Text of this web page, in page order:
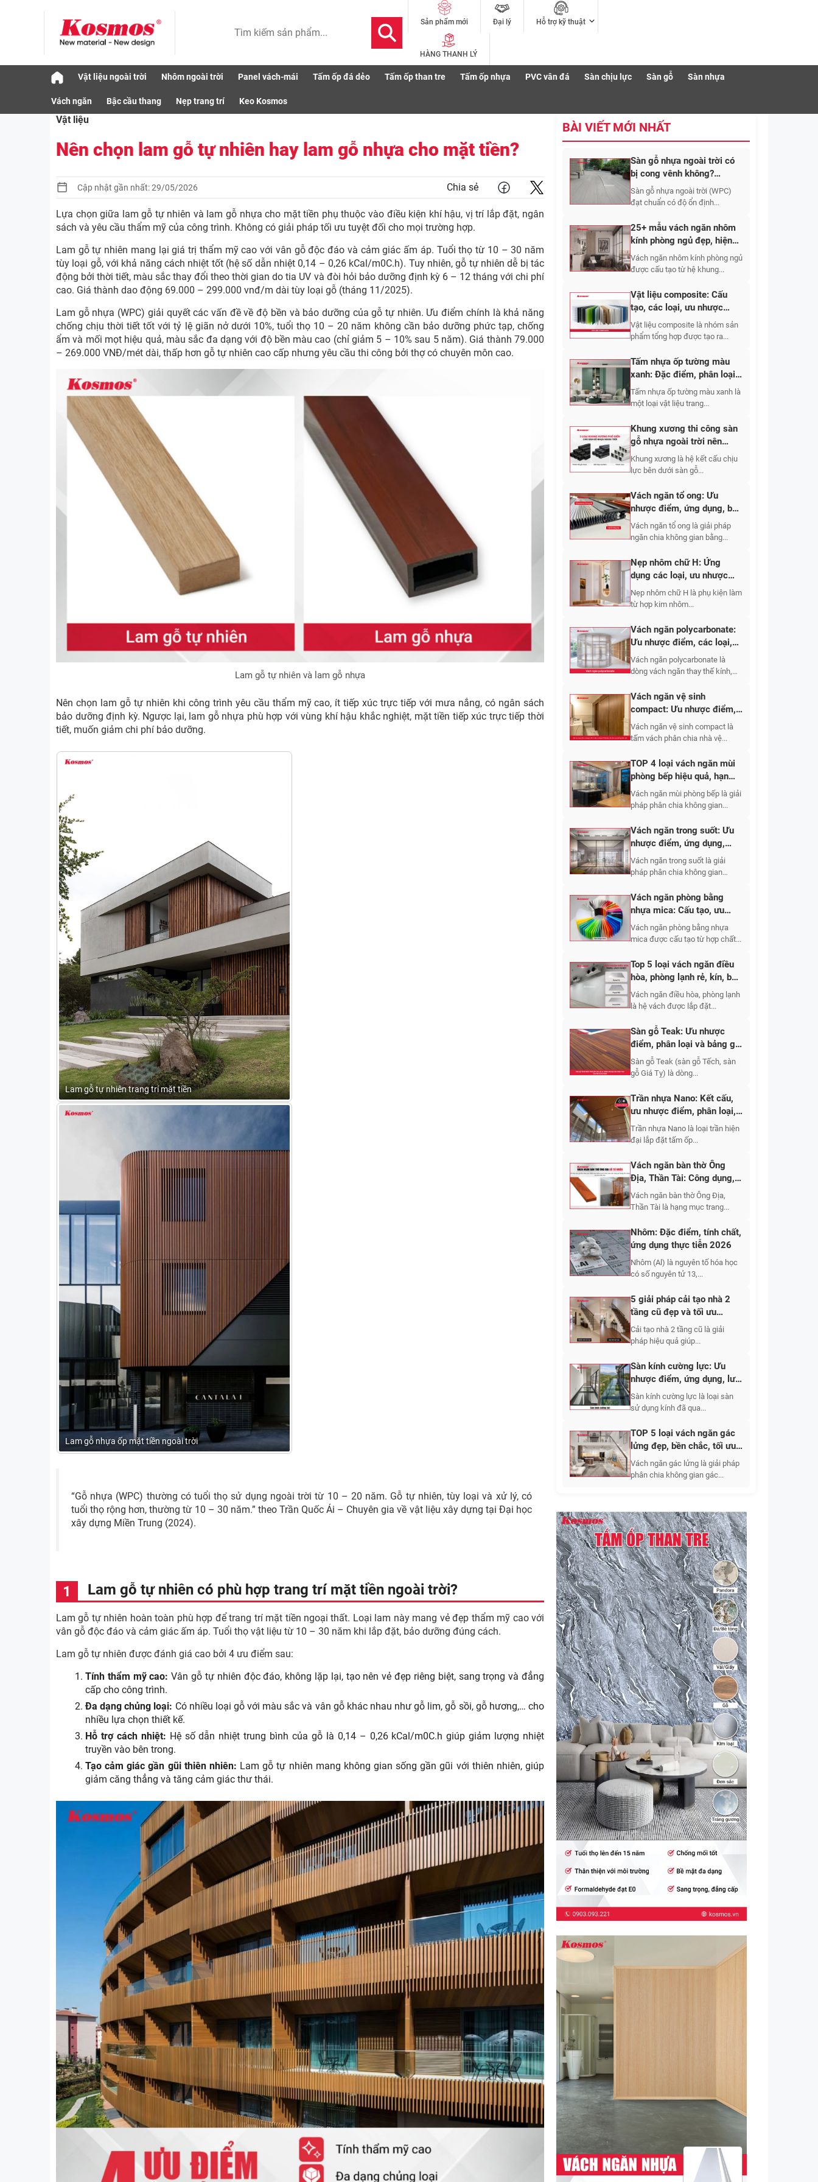
Sản phẩm mới Đại lý Hỗ trợ kỹ thuật
HÀNG THANH LÝ
Vật liệu ngoài trời Nhôm ngoài trời Panel vách-mái Tấm ốp đá dẻo Tấm ốp than tre Tấm ốp nhựa PVC vân đá Sàn chịu lực Sàn gỗ Sàn nhựa
Vách ngăn Bậc cầu thang Nẹp trang trí Keo Kosmos
Vật liệu
Nên chọn lam gỗ tự nhiên hay lam gỗ nhựa cho mặt tiền?
Cập nhật gần nhất: 29/05/2026 Chia sẻ
Lựa chọn giữa lam gỗ tự nhiên và lam gỗ nhựa cho mặt tiền phụ thuộc vào điều kiện khí hậu, vị trí lắp đặt, ngân
sách và yêu cầu thẩm mỹ của công trình. Không có giải pháp tối ưu tuyệt đối cho mọi trường hợp.
Lam gỗ tự nhiên mang lại giá trị thẩm mỹ cao với vân gỗ độc đáo và cảm giác ấm áp. Tuổi thọ từ 10 – 30 năm
tùy loại gỗ, với khả năng cách nhiệt tốt (hệ số dẫn nhiệt 0,14 – 0,26 kCal/m0C.h). Tuy nhiên, gỗ tự nhiên dễ bị tác
động bởi thời tiết, màu sắc thay đổi theo thời gian do tia UV và đòi hỏi bảo dưỡng định kỳ 6 – 12 tháng với chi phí
cao. Giá thành dao động 69.000 – 299.000 vnđ/m dài tùy loại gỗ (tháng 11/2025).
Lam gỗ nhựa (WPC) giải quyết các vấn đề về độ bền và bảo dưỡng của gỗ tự nhiên. Ưu điểm chính là khả năng
chống chịu thời tiết tốt với tỷ lệ giãn nở dưới 10%, tuổi thọ 10 – 20 năm không cần bảo dưỡng phức tạp, chống
ẩm và mối mọt hiệu quả, màu sắc đa dạng với độ bền màu cao (chỉ giảm 5 – 10% sau 5 năm). Giá thành 79.000
– 269.000 VNĐ/mét dài, thấp hơn gỗ tự nhiên cao cấp nhưng yêu cầu thi công bởi thợ có chuyên môn cao.
Lam gỗ tự nhiên và lam gỗ nhựa
Nên chọn lam gỗ tự nhiên khi công trình yêu cầu thẩm mỹ cao, ít tiếp xúc trực tiếp với mưa nắng, có ngân sách
bảo dưỡng định kỳ. Ngược lại, lam gỗ nhựa phù hợp với vùng khí hậu khắc nghiệt, mặt tiền tiếp xúc trực tiếp thời
tiết, muốn giảm chi phí bảo dưỡng.
Lam gỗ tự nhiên trang trí mặt tiền
Lam gỗ nhựa ốp mặt tiền ngoài trời
“Gỗ nhựa (WPC) thường có tuổi thọ sử dụng ngoài trời từ 10 – 20 năm. Gỗ tự nhiên, tùy loại và xử lý, có
tuổi thọ rộng hơn, thường từ 10 – 30 năm.” theo Trần Quốc Ái – Chuyên gia về vật liệu xây dựng tại Đại học
xây dựng Miền Trung (2024).
Lam gỗ tự nhiên có phù hợp trang trí mặt tiền ngoài trời?
Lam gỗ tự nhiên hoàn toàn phù hợp để trang trí mặt tiền ngoại thất. Loại lam này mang vẻ đẹp thẩm mỹ cao với
vân gỗ độc đáo và cảm giác ấm áp. Tuổi thọ vật liệu từ 10 – 30 năm khi lắp đặt, bảo dưỡng đúng cách.
Lam gỗ tự nhiên được đánh giá cao bởi 4 ưu điểm sau:
Tính thẩm mỹ cao:Vân gỗ tự nhiên độc đáo, không lặp lại, tạo nên vẻ đẹp riêng biệt, sang trọng và đẳng
cấp cho công trình.
Đa dạng chủng loại: Có nhiều loại gỗ với màu sắc và vân gỗ khác nhau như gỗ lim, gỗ sồi, gỗ hương,… cho
nhiều lựa chọn thiết kế.
Hỗ trợ cách nhiệt: Hệ số dẫn nhiệt trung bình của gỗ là 0,14 – 0,26 kCal/m0C.h giúp giảm lượng nhiệt
truyền vào bên trong.
Tạo cảm giác gần gũi thiên nhiên: Lam gỗ tự nhiên mang không gian sống gần gũi với thiên nhiên, giúp
giảm căng thẳng và tăng cảm giác thư thái.
BÀI VIẾT MỚI NHẤT
Sàn gỗ nhựa ngoài trời có
bị cong vênh không?
Nguyên nhân và cách hạn
chế
Sàn gỗ nhựa ngoài trời (WPC)
đạt chuẩn có độ ổn định...
25+ mẫu vách ngăn nhôm
kính phòng ngủ đẹp, hiện
đại và sang trọng
Vách ngăn nhôm kính phòng ngủ
được cấu tạo từ hệ khung...
Vật liệu composite: Cấu
tạo, các loại, ưu nhược
điểm, ứng dụng 2026
Vật liệu composite là nhóm sản
phẩm tổng hợp được tạo ra...
Tấm nhựa ốp tường màu
xanh: Đặc điểm, phân loại,
mẫu đẹp & giá
Tấm nhựa ốp tường màu xanh là
một loại vật liệu trang...
Khung xương thi công sàn
gỗ nhựa ngoài trời nên
chọn vật liệu nào và bố trí
khoảng cách bao nhiêu?
Khung xương là hệ kết cấu chịu
lực bên dưới sàn gỗ...
Vách ngăn tổ ong: Ưu
nhược điểm, ứng dụng, báo
giá chi tiết 2026
Vách ngăn tổ ong là giải pháp
ngăn chia không gian bằng...
Nẹp nhôm chữ H: Ứng
dụng các loại, ưu nhược
điểm, báo giá 2026
Nẹp nhôm chữ H là phụ kiện làm
từ hợp kim nhôm...
Vách ngăn polycarbonate:
Ưu nhược điểm, các loại,
ứng dụng 2026
Vách ngăn polycarbonate là
dòng vách ngăn thay thế kính,
Vách ngăn vệ sinh
compact: Ưu nhược điểm,
báo giá các loại 2026
Vách ngăn vệ sinh compact là
tấm vách phân chia nhà vệ...
TOP 4 loại vách ngăn mùi
phòng bếp hiệu quả, hạn
chế bám bẩn
Vách ngăn mùi phòng bếp là giải
pháp phân chia không gian...
Vách ngăn trong suốt: Ưu
nhược điểm, ứng dụng,
phân loại 2026
Vách ngăn trong suốt là giải
pháp phân chia không gian
Vách ngăn phòng bằng
nhựa mica: Cấu tạo, ưu
nhược điểm, báo giá 2026
Vách ngăn phòng bằng nhựa
mica được cấu tạo từ hợp chất...
Top 5 loại vách ngăn điều
hòa, phòng lạnh rẻ, kín, bền
2026
Vách ngăn điều hòa, phòng lạnh
là hệ vách được lắp đặt...
Sàn gỗ Teak: Ưu nhược
điểm, phân loại và bảng giá
thi công mới nhất?
Sàn gỗ Teak (sàn gỗ Tếch, sàn
gỗ Giá Tỵ) là dòng...
Trần nhựa Nano: Kết cấu,
ưu nhược điểm, phân loại,
cập nhật báo giá 2026
Trần nhựa Nano là loại trần hiện
đại lắp đặt tấm ốp...
Vách ngăn bàn thờ Ông
Địa, Thần Tài: Công dụng,
10+ mẫu đẹp 2026
Vách ngăn bàn thờ Ông Địa,
Thần Tài là hạng mục trang...
Nhôm: Đặc điểm, tính chất,
ứng dụng thực tiễn 2026
Nhôm (Al) là nguyên tố hóa học
có số nguyên tử 13,...
5 giải pháp cải tạo nhà 2
tầng cũ đẹp và tối ưu
không gian sống 2026
Cải tạo nhà 2 tầng cũ là giải
pháp hiệu quả giúp...
Sàn kính cường lực: Ưu
nhược điểm, ứng dụng, lưu
ý khi thi công 2026
Sàn kính cường lực là loại sàn
sử dụng kính đã qua...
TOP 5 loại vách ngăn gác
lửng đẹp, bền chắc, tối ưu
không gian sống
Vách ngăn gác lửng là giải pháp
phân chia không gian gác...